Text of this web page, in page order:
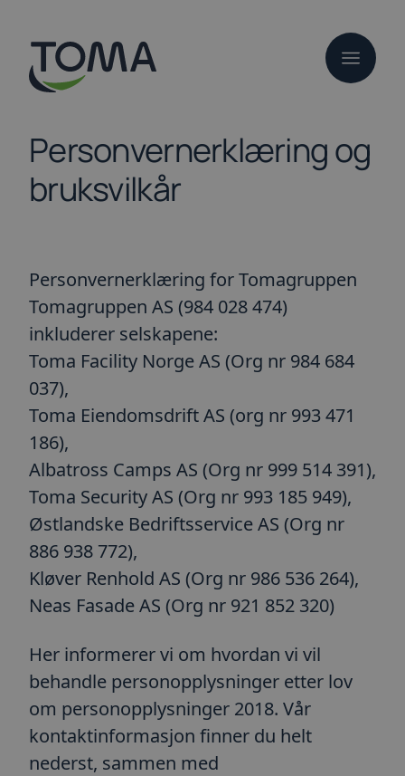
hovedinnhold
Personvern­erklæring og
bruksvilkår
Personvernerklæring for Tomagruppen
Tomagruppen AS (984 028 474)
inkluderer selskapene:
Toma Facility Norge AS (Org nr 984 684
037),
Toma Eiendomsdrift AS (org nr 993 471
186),
Albatross Camps AS (Org nr 999 514 391),
Toma Security AS (Org nr 993 185 949),
Østlandske Bedriftsservice AS (Org nr
886 938 772),
Kløver Renhold AS (Org nr 986 536 264),
Neas Fasade AS (Org nr 921 852 320)
Her informerer vi om hvordan vi vil
behandle personopplysninger etter lov
om personopplysninger 2018. Vår
kontaktinformasjon finner du helt
nederst, sammen med